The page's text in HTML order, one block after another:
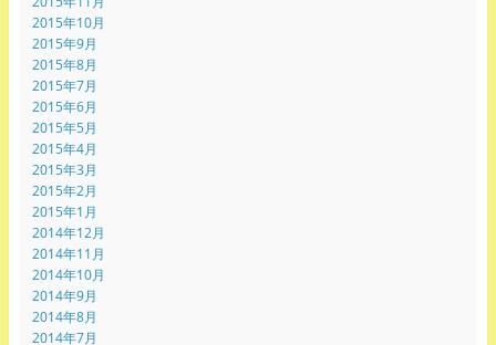
2015年10月
2015年9月
2015年8月
2015年7月
2015年6月
2015年5月
2015年4月
2015年3月
2015年2月
2015年1月
2014年12月
2014年11月
2014年10月
2014年9月
2014年8月
2014年7月